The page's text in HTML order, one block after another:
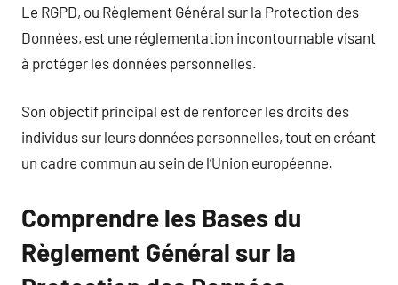
Le RGPD, ou Règlement Général sur la Protection des
Données, est une réglementation incontournable visant
à protéger les données personnelles.
Son objectif principal est de renforcer les droits des
individus sur leurs données personnelles, tout en créant
un cadre commun au sein de l’Union européenne.
Comprendre les Bases du
Règlement Général sur la